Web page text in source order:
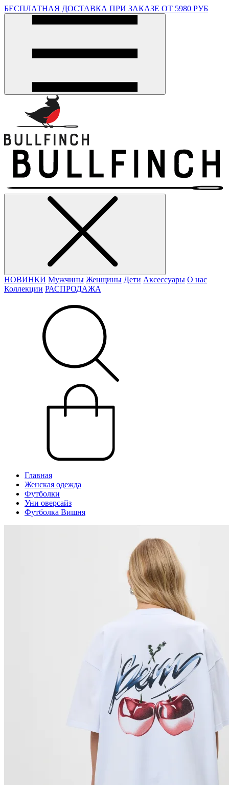
БЕСПЛАТНАЯ ДОСТАВКА ПРИ ЗАКАЗЕ ОТ 5980 РУБ
НОВИНКИ Мужчины Женщины Дети Аксессуары О нас
Коллекции РАСПРОДАЖА
Главная
Женская одежда
Футболки
Уни оверсайз
Футболка Вишня